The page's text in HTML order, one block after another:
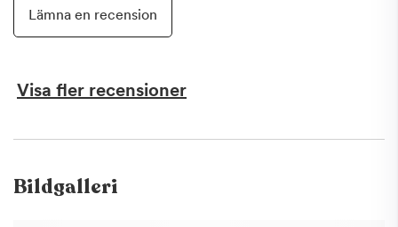
Lämna en recension
Visa fler recensioner
Bildgalleri